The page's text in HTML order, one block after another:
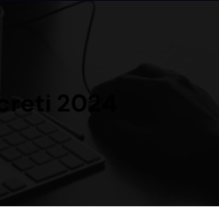
2024